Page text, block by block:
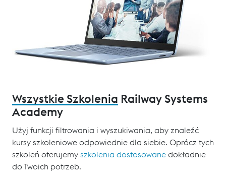
Wszystkie Szkolenia Railway Systems
Academy
Użyj funkcji filtrowania i wyszukiwania, aby znaleźć
kursy szkoleniowe odpowiednie dla siebie. Oprócz tych
szkoleń oferujemy szkolenia dostosowane dokładnie
do Twoich potrzeb.